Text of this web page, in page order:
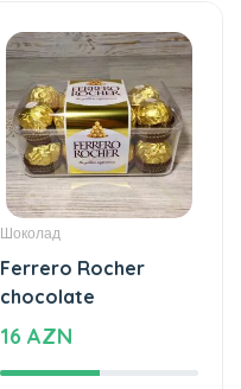
Шоколад
Ferrero Rocher
chocolate
16 AZN